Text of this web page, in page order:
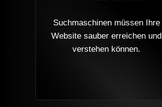
Suchmaschinen müssen Ihre
Website sauber erreichen und
verstehen können.